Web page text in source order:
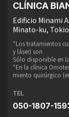
CLÍNICA
Edificio Minami
Minato-ku, Tokio
*Los tratamientos
y láser) son
Sólo disponible en
*En la clínica
miento quirúrgico
TEL
050-1807-